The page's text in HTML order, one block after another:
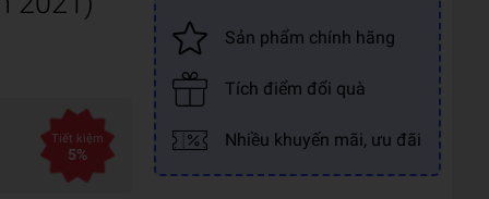
Tiết kiệm
5%
Sản phẩm chính hãng
Tích điểm đổi quà
Nhiều khuyến mãi, ưu đãi